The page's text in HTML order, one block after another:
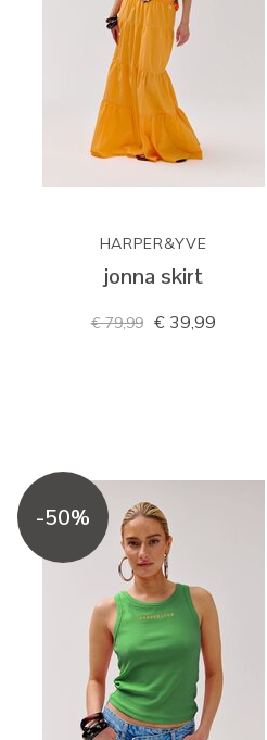
HARPER&YVE
jonna skirt
€ 79,99 € 39,99
-50%